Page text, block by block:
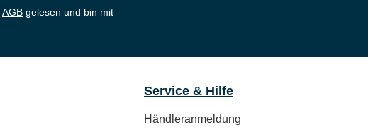
AGB gelesen und bin mit
Service & Hilfe
Händleranmeldung